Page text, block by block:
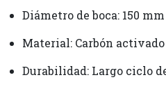
Diámetro de boca: 150 mm
Material: Carbón
Durabilidad: Largo ciclo